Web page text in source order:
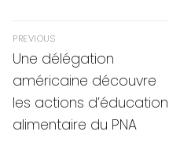
Navigation
de
l’article
PREVIOUS
Previous
post:
Une délégation
américaine découvre
les actions d’éducation
alimentaire du PNA